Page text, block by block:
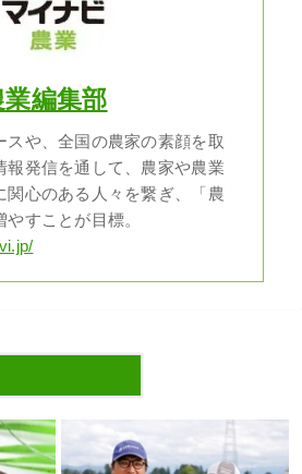
編集部
スや、全国の農家の素顔を取
報発信を通して、農家や農業
関心のある人々を繋ぎ、「農
すことが目標。